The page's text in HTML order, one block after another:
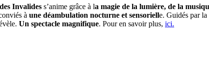
Invalides s’anime grâce à la magie de la lumière, de la
à une déambulation nocturne et sensorielle. Guidés par
Un spectacle magnifique. Pour en savoir plus, ici.